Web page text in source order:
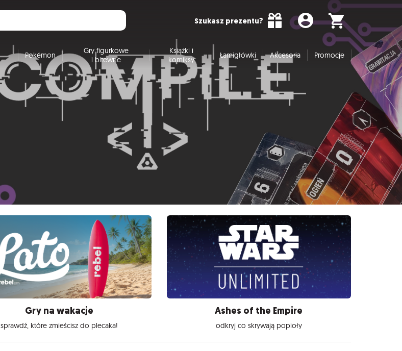
Szukasz prezentu?
Pokémon
Gry figurkowe
i bitewne
Książki i
komiksy
Łamigłówki Akcesoria Promocje
Gry na wakacje
sprawdź, które zmieścisz do plecaka!
Ashes of the Empire
odkryj co skrywają popioły